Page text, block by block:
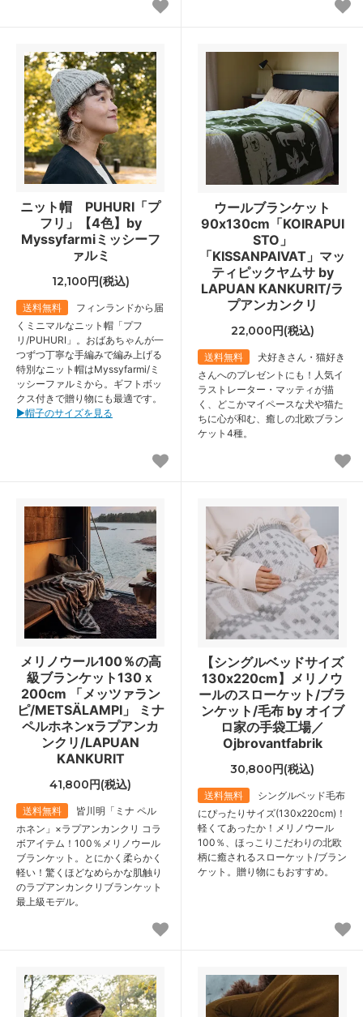
ニット帽 PUHURI「プ
フリ」【4色】by
Myssyfarmiミッシーフ
ァルミ
12,100円(税込)
送料無料
フィンランドから届
くミニマルなニット帽「プフ
リ/PUHURI」。おばあちゃんが一
つずつ丁寧な手編みで編み上げる
特別なニット帽はMyssyfarmi/ミ
ッシーファルミから。ギフトボッ
クス付きで贈り物にも最適です。
▶︎帽子のサイズを見る
ウールブランケット
90x130cm「KOIRAPUI
STO」
「KISSANPAIVAT」マッ
ティピックヤムサ by
LAPUAN KANKURIT/ラ
プアンカンクリ
22,000円(税込)
送料無料
犬好きさん・猫好き
さんへのプレゼントにも！人気イ
ラストレーター・マッティが描
く、どこかマイペースな犬や猫た
ちに心が和む、癒しの北欧ブラン
ケット4種。
メリノウール100％の高
級ブランケット130ｘ
200cm 「メッツァラン
ピ/METSÄLAMPI」 ミナ
ペルホネンxラプアンカ
ンクリ/LAPUAN
KANKURIT
41,800円(税込)
送料無料
皆川明「ミナ ペル
ホネン」×ラプアンカンクリ コラ
ボアイテム！100％メリノウール
ブランケット。とにかく柔らかく
軽い！驚くほどなめらかな肌触り
のラプアンカンクリブランケット
最上級モデル。
【シングルベッドサイズ
130x220cm】メリノウ
ールのスローケット/ブラ
ンケット/毛布 by オイブ
ロ家の手袋工場／
Ojbrovantfabrik
30,800円(税込)
送料無料
シングルベッド毛布
にぴったりサイズ(130x220cm)！
軽くてあったか！メリノウール
100％、ほっこりこだわりの北欧
柄に癒されるスローケット/ブラン
ケット。贈り物にもおすすめ。